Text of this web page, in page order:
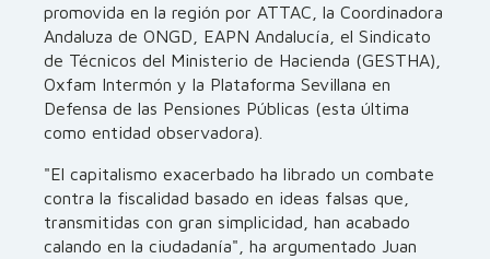
promovida en la región por ATTAC, la Coordinadora
Andaluza de ONGD, EAPN Andalucía, el Sindicato
de Técnicos del Ministerio de Hacienda (GESTHA),
Oxfam Intermón y la Plataforma Sevillana en
Defensa de las Pensiones Públicas (esta última
como entidad observadora).
"El capitalismo exacerbado ha librado un combate
contra la fiscalidad basado en ideas falsas que,
transmitidas con gran simplicidad, han acabado
calando en la ciudadanía", ha argumentado Juan